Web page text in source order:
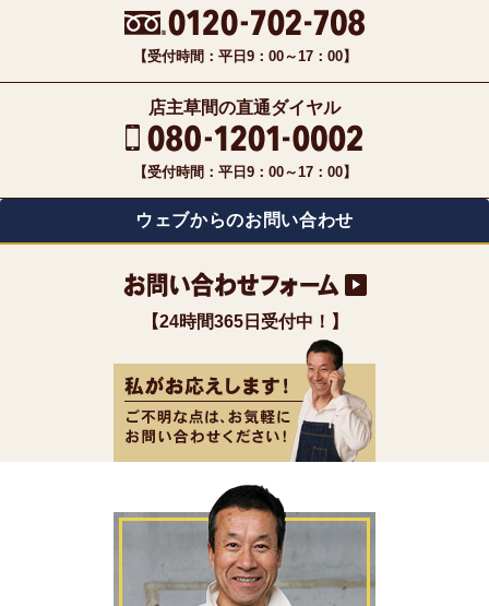
【受付時間：平日9：00～17：00】
店主草間の直通ダイヤル
【受付時間：平日9：00～17：00】
ウェブからのお問い合わせ
【24時間365日受付中！】